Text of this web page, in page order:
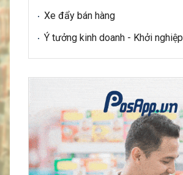
Xe đẩy bán hàng
Ý tưởng kinh doanh - Khởi nghiệp